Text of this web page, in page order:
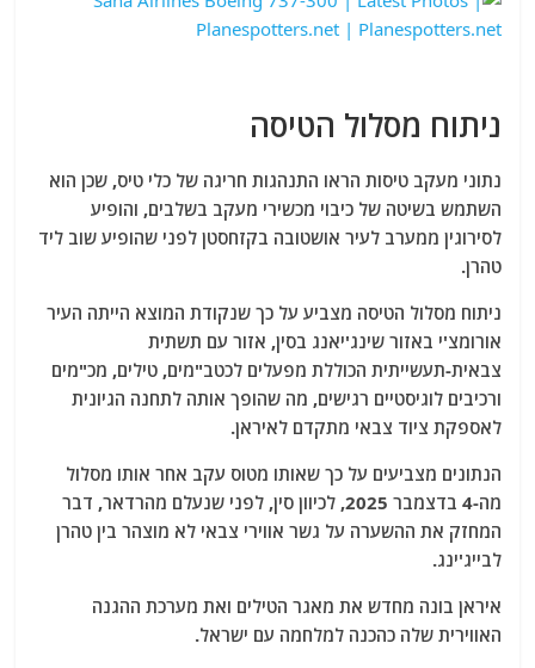
ניתוח מסלול הטיסה
נתוני מעקב טיסות הראו התנהגות חריגה של כלי טיס, שכן הוא
השתמש בשיטה של ​​כיבוי מכשירי מעקב בשלבים, והופיע
לסירוגין ממערב לעיר אושטובה בקזחסטן לפני שהופיע שוב ליד
טהרן.
ניתוח מסלול הטיסה מצביע על כך שנקודת המוצא הייתה העיר
אורומצ'י באזור שינג'יאנג בסין, אזור עם תשתית
צבאית-תעשייתית הכוללת מפעלים לכטב"מים, טילים, מכ"מים
ורכיבים לוגיסטיים רגישים, מה שהופך אותה לתחנה הגיונית
לאספקת ציוד צבאי מתקדם לאיראן.
הנתונים מצביעים על כך שאותו מטוס עקב אחר אותו מסלול
מה-4 בדצמבר 2025, לכיוון סין, לפני שנעלם מהרדאר, דבר
המחזק את ההשערה על גשר אווירי צבאי לא מוצהר בין טהרן
לבייג'ינג.
איראן בונה מחדש את מאגר הטילים ואת מערכת ההגנה
האווירית שלה כהכנה למלחמה עם ישראל.